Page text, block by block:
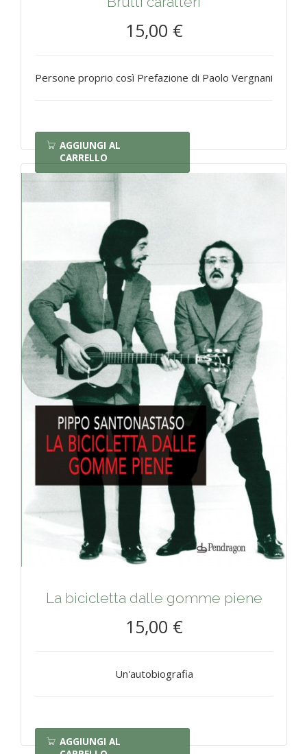
15,00 €
Persone proprio così Prefazione di Paolo Vergnani
AGGIUNGI AL
CARRELLO
La bicicletta dalle gomme piene
15,00 €
Un'autobiografia
AGGIUNGI AL